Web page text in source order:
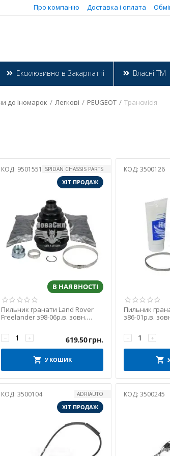
Про компанію Доставка і оплата
Ексклюзивно в Закарпатті Власні ТМ
до Іномарок / Легкові / PEUGEOT / Трансмісія
КОД: 9501551
SPIDAN CHASSIS PARTS
ХІТ ПРОДАЖ
В НАЯВНОСТІ
Пильник гранати Land Rover
Freelander з98-06р.в. зовн.
+
− 619.50грн.
У КОШИК
КОД: 3500126
Пильник
з86-01р.в.
+
−
КОД: 3500104
ADRIAUTO
ХІТ ПРОДАЖ
КОД: 3500245